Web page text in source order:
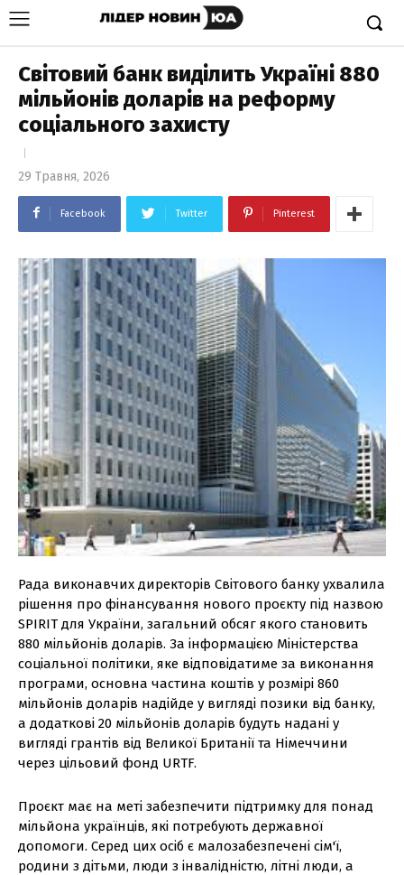
Світовий банк виділить Україні 880
мільйонів доларів на реформу
соціального захисту
29 Травня, 2026
Facebook Twitter Pinterest
Рада виконавчих директорів Світового банку ухвалила
рішення про фінансування нового проєкту під назвою
SPIRIT для України, загальний обсяг якого становить
880 мільйонів доларів. За інформацією Міністерства
соціальної політики, яке відповідатиме за виконання
програми, основна частина коштів у розмірі 860
мільйонів доларів надійде у вигляді позики від банку,
а додаткові 20 мільйонів доларів будуть надані у
вигляді грантів від Великої Британії та Німеччини
через цільовий фонд URTF.
Проєкт має на меті забезпечити підтримку для понад
мільйона українців, які потребують державної
допомоги. Серед цих осіб є малозабезпечені сім'ї,
родини з дітьми, люди з інвалідністю, літні люди, а